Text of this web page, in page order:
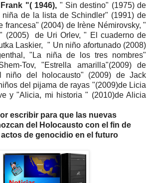
"( 1946), " Sin destino" (1975) de
niña de la lista de Schindler" (1991) de
francesa" (2004) de Irène Némirovsky, "
(2005) de Uri Orlev, " El cuaderno de
Laskier, " Un niño afortunado (2008)
"La niña de los tres nombres"
Tov, "Estrella amarilla"(2009) de
niño del holocausto" (2009) de Jack
del pijama de rayas "(2009)de Licia
y "Alicia, mi historia " (2010)de Alicia
escribir para que las nuevas
del Holocausto con el fin de
de genocidio en el futuro